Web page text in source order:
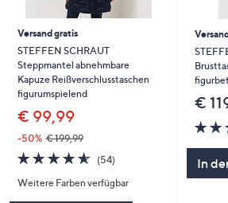
Versand gratis
STEFFEN SCHRAUT
Steppmantel abnehmbare
Kapuze Reißverschlusstaschen
figurumspielend
€ 99,99
-50% € 199,99
4.6
von
5
(54)
Weitere Farben verfügbar
€
In